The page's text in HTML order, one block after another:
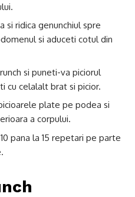
si ridica genunchiul spre
si aduceti cotul din
si puneti-va piciorul
cu celalalt brat si picior.
plate pe podea si
a corpului.
pana la 15 repetari pe parte